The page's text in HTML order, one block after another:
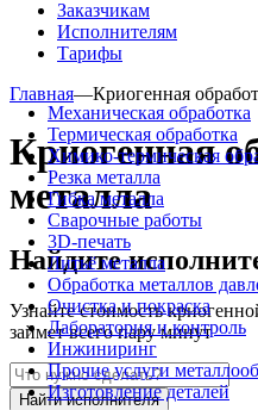
Заказчикам
Исполнителям
Тарифы
Механическая обработка
Термическая обработка
Химико-термическая
Резка металла
Гибка металла
Сварочные работы
3D-печать
Литьё металла
Обработка металлов
Очистка и покраска
Лаборатория и контроль
Инжиниринг
Прочие услуги
Изготовление деталей
Главная—Криогенная
Криогенная
металла
Найдите
Узнайте стоимость
займет всего пару минут
Найти исполнителя